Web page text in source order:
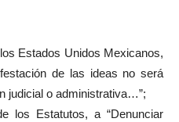
Estados Unidos Mexicanos,
de las ideas no será
judicial o administrativa…”;
los Estatutos, a “Denunciar